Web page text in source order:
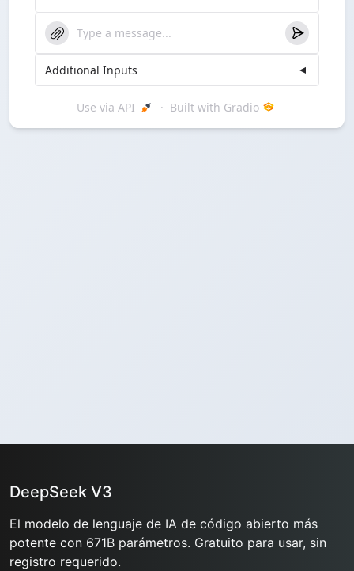
DeepSeek V3
El modelo de lenguaje de IA de código abierto más
potente con 671B parámetros. Gratuito para usar, sin
registro requerido.